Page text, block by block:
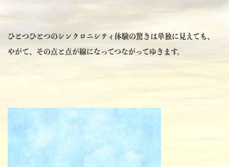
ひとつひとつのシンクロニシティ体験の驚きは単独に見えても、
やがて、その点と点が線になってつながってゆきます。